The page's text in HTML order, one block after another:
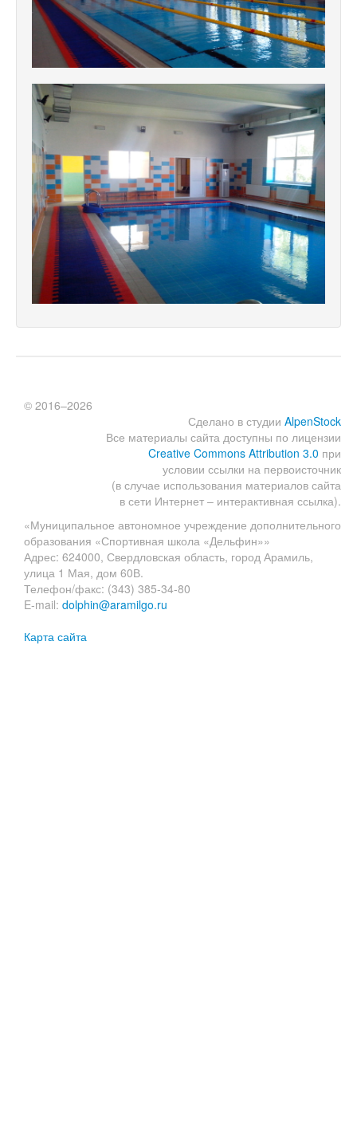
Сделано в студии AlpenStock
Все материалы сайта доступны по лицензии
Creative Commons Attribution 3.0 при
условии ссылки на первоисточник
(в случае использования материалов сайта
в сети Интернет – интерактивная ссылка).
© 2016–2026
«Муниципальное автономное учреждение дополнительного
образования «Спортивная школа «Дельфин»»
Адрес: 624000, Свердловская область, город Арамиль,
улица 1 Мая, дом 60В.
Телефон/факс: (343) 385-34-80
E-mail: dolphin@aramilgo.ru
Карта сайта